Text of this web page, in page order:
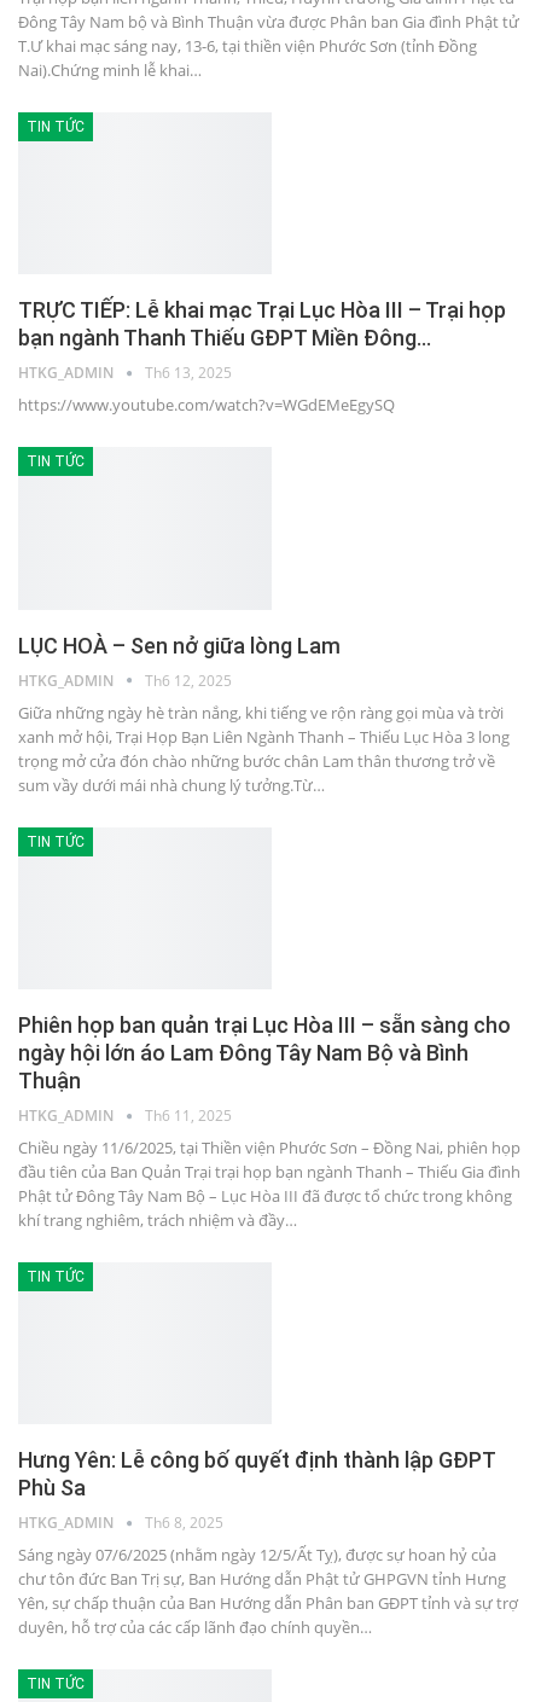
Đông Tây Nam bộ và Bình Thuận vừa được Phân ban Gia đình Phật tử
T.Ư khai mạc sáng nay, 13-6, tại thiền viện Phước Sơn (tỉnh Đồng
Nai).Chứng minh lễ khai…
TIN TỨC
TRỰC TIẾP: Lễ khai mạc Trại Lục Hòa III – Trại họp
bạn ngành Thanh Thiếu GĐPT Miền Đông…
HTKG_ADMIN Th6 13, 2025
https://www.youtube.com/watch?v=WGdEMeEgySQ
TIN TỨC
LỤC HOÀ – Sen nở giữa lòng Lam
HTKG_ADMIN Th6 12, 2025
Giữa những ngày hè tràn nắng, khi tiếng ve rộn ràng gọi mùa và trời
xanh mở hội, Trại Họp Bạn Liên Ngành Thanh – Thiếu Lục Hòa 3 long
trọng mở cửa đón chào những bước chân Lam thân thương trở về
sum vầy dưới mái nhà chung lý tưởng.Từ…
TIN TỨC
Phiên họp ban quản trại Lục Hòa III – sẵn sàng cho
ngày hội lớn áo Lam Đông Tây Nam Bộ và Bình
Thuận
HTKG_ADMIN Th6 11, 2025
Chiều ngày 11/6/2025, tại Thiền viện Phước Sơn – Đồng Nai, phiên họp
đầu tiên của Ban Quản Trại trại họp bạn ngành Thanh – Thiếu Gia đình
Phật tử Đông Tây Nam Bộ – Lục Hòa III đã được tổ chức trong không
khí trang nghiêm, trách nhiệm và đầy…
TIN TỨC
Hưng Yên: Lễ công bố quyết định thành lập GĐPT
Phù Sa
HTKG_ADMIN Th6 8, 2025
Sáng ngày 07/6/2025 (nhằm ngày 12/5/Ất Tỵ), được sự hoan hỷ của
chư tôn đức Ban Trị sự, Ban Hướng dẫn Phật tử GHPGVN tỉnh Hưng
Yên, sự chấp thuận của Ban Hướng dẫn Phân ban GĐPT tỉnh và sự trợ
duyên, hỗ trợ của các cấp lãnh đạo chính quyền…
TIN TỨC